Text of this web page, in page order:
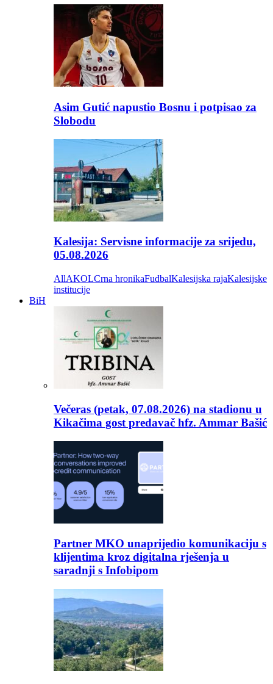
Asim Gutić napustio Bosnu i potpisao za
Slobodu
Kalesija: Servisne informacije za srijedu,
05.08.2026
AllAKOLCrna hronikaFudbalKalesijska rajaKalesijske
institucije
BiH
Večeras (petak, 07.08.2026) na stadionu u
Kikačima gost predavač hfz. Ammar Bašić
Partner MKO unaprijedio komunikaciju s
klijentima kroz digitalna rješenja u
saradnji s Infobipom